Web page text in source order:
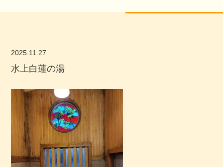
2025.11.27
水上白蓮の湯